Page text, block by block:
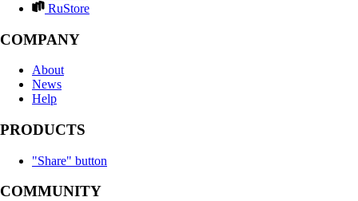
RuStore
COMPANY
About
News
Help
PRODUCTS
"Share" button
COMMUNITY